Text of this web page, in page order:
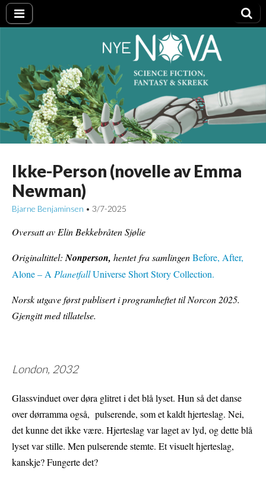
Nye NOVA
Ikke-Person (novelle av Emma
Newman)
Bjarne Benjaminsen • 3/7-2025
Oversatt av Elin Bekkebråten Sjølie
Originaltittel:Nonperson, hentet fra samlingenBefore, After,
Alone – APlanetfallUniverse Short Story Collection.
Norsk utgave først publisert i programheftet til Norcon 2025.
Gjengitt med tillatelse.
London, 2032
Glassvinduet over døra glitret i det blå lyset. Hun så det danse
over dørramma også, pulserende, som et kaldt hjerteslag. Nei,
det kunne det ikke være. Hjerteslag var laget av lyd, og dette blå
lyset var stille. Men pulserende stemte. Et visuelt hjerteslag,
kanskje? Fungerte det?